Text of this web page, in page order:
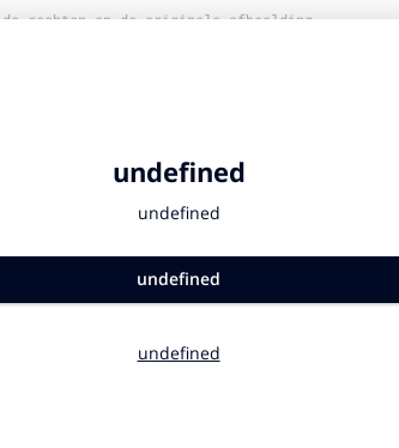
de rechten op de originele afbeelding